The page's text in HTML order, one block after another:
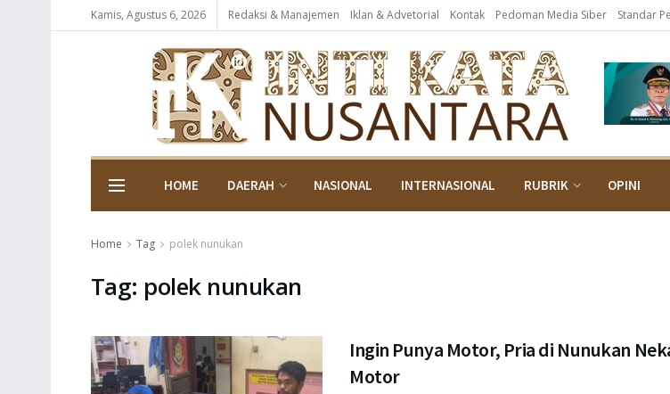
Kamis, Agustus 6, 2026 Redaksi & Manajemen Iklan & Advetorial Kontak Pedoman Media Siber Standar
HOME DAERAH NASIONAL INTERNASIONAL RUBRIK OPINI
Home Tag polek nunukan
Tag: polek nunukan
Ingin Punya Motor, Pria di Nunukan
Motor